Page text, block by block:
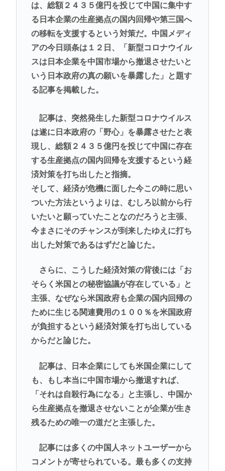
は、総額２４３５億円を投じて中国に集中す
る日本企業の生産拠点の国内回帰や第三国へ
の移転を支援するという対策だ。中国メディ
アの今日頭条は１２日、「新型コロナウイル
スは日本企業を中国市場から撤退させたいと
いう日本政府の真の願いを暴露した」と題す
る記事を掲載した。
記事は、突然発生した新型コロナウイルス
は遂に日本政府の「野心」を暴露させたと表
現し、総額２４３５億円を投じて中国に存在
する生産拠点の国内回帰を支援するという経
済対策を打ち出したと指摘。
そして、経済が危機に面した今この時に思い
ついた方法というよりは、むしろ以前から行
いたいと願っていたことなのだろうと主張、
今まさにそのチャンスが到来したゆえに打ち
出した対策であるはずだと論じた。
さらに、こうした経済対策の背後には「お
そらく米国との秘密協議が存在している」と
主張、なぜなら米国政府も企業の国内回帰の
ために生じる関連費用の１００％を米国政府
が負担するという経済対策を打ち出している
からだと論じた。
記事は、日本企業にしても米国企業にして
も、もし本当に中国市場から撤退すれば、
「それは自殺行為になる」と主張し、中国か
ら生産拠点を撤退させないことが企業が生き
残るための唯一の道だと主張した。
記事には多くの中国人ネットユーザーから
コメントが寄せられている。最も多くの支持